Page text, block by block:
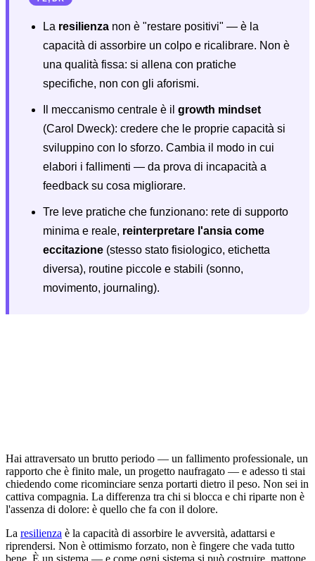
La resilienza non è "restare positivi" — è la
capacità di assorbire un colpo e ricalibrare. Non è
una qualità fissa: si allena con pratiche
specifiche, non con gli aforismi.
Il meccanismo centrale è il growth mindset
(Carol Dweck): credere che le proprie capacità si
sviluppino con lo sforzo. Cambia il modo in cui
elabori i fallimenti — da prova di incapacità a
feedback su cosa migliorare.
Tre leve pratiche che funzionano: rete di supporto
minima e reale, reinterpretare l'ansia come
eccitazione (stesso stato fisiologico, etichetta
diversa), routine piccole e stabili (sonno,
movimento, journaling).
Hai attraversato un brutto periodo — un fallimento professionale, un
rapporto che è finito male, un progetto naufragato — e adesso ti stai
chiedendo come ricominciare senza portarti dietro il peso. Non sei in
cattiva compagnia. La differenza tra chi si blocca e chi riparte non è
l'assenza di dolore: è quello che fa con il dolore.
La resilienza è la capacità di assorbire le avversità, adattarsi e
riprendersi. Non è ottimismo forzato, non è fingere che vada tutto
bene. È un sistema — e come ogni sistema si può costruire, mattone